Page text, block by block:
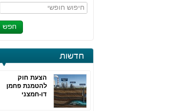
חיפוש חופשי
חדשות
הצעת חוק
להטמנת פחמן
דו-חמצני